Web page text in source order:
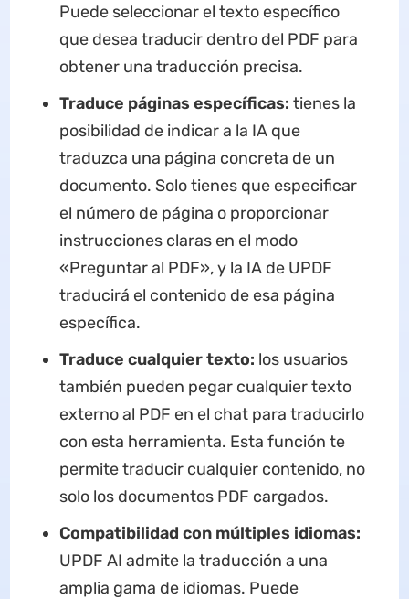
Puede seleccionar el texto específico
que desea traducir dentro del PDF para
obtener una traducción precisa.
Traduce páginas específicas: tienes la
posibilidad de indicar a la IA que
traduzca una página concreta de un
documento. Solo tienes que especificar
el número de página o proporcionar
instrucciones claras en el modo
«Preguntar al PDF», y la IA de UPDF
traducirá el contenido de esa página
específica.
Traduce cualquier texto: los usuarios
también pueden pegar cualquier texto
externo al PDF en el chat para traducirlo
con esta herramienta. Esta función te
permite traducir cualquier contenido, no
solo los documentos PDF cargados.
Compatibilidad con múltiples idiomas:
UPDF AI admite la traducción a una
amplia gama de idiomas. Puede